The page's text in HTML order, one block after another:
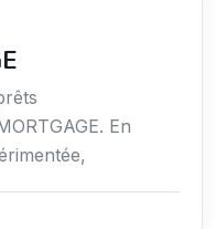
En